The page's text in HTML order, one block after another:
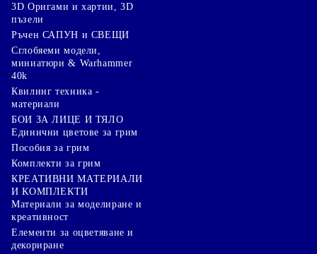
3D Оригами и хартии, 3D
пъзели
Ръчен САПУН и СВЕЩИ
Сглобяеми модели,
миниатюри & Warhammer
40k
Квилинг техника -
материали
БОИ ЗА ЛИЦЕ И ТЯЛО
Единични цветове за грим
Пособия за грим
Комплекти за грим
КРЕАТИВНИ МАТЕРИАЛИ
И КОМПЛЕКТИ
Mатериали за моделиране и
креативност
Елементи за оцветяване и
декориране